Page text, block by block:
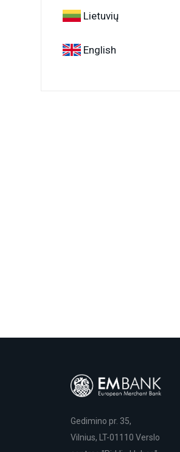
Lietuvių
English
Gedimino pr. 35,
Vilnius, LT-01110 Verslo